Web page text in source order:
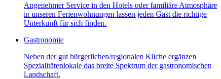
Angenehmer Service in den Hotels oder familiäre Atmosphäre
in unseren Ferienwohnungen lassen jeden Gast die richtige
Unterkunft für sich finden.
Gastronomie
Neben der gut bürgerlichen/regionalen Küche ergänzen
Spezialitätenlokale das breite Spektrum der gastronomischen
Landschaft.